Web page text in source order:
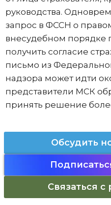
руководства.
запрос в ФССН о
внесудебном порядке
получить согласие
письмо из
надзора может идти
представители МСК
принять решение
Обсудить
Связаться